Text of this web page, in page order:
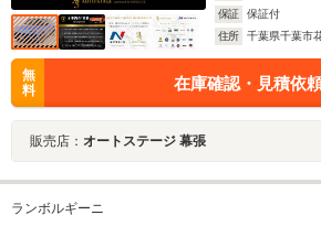
保証
保証付
住所
千葉県千葉市
無
料
在庫確認・見積依
販売店： オートステージ 幕張
ランボルギーニ